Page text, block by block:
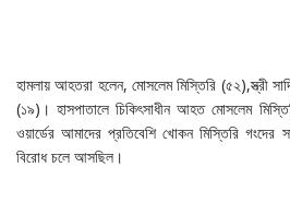
হামলায় আহতরা হলেন, মোসলেম মিস্তিরি (৫২),স্ত্রী
(১৯)। হাসপাতালে চিকিৎসাধীন আহত মোসলেম
ওয়ার্ডের আমাদের প্রতিবেশি খোকন মিস্তিরি গংদের
বিরোধ চলে আসছিল।